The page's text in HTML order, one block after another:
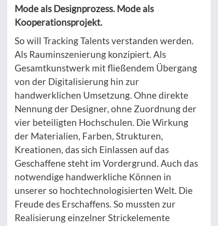
Mode als Designprozess. Mode als
Kooperationsprojekt.
So will Tracking Talents verstanden werden.
Als Rauminszenierung konzipiert. Als
Gesamtkunstwerk mit fließendem Übergang
von der Digitalisierung hin zur
handwerklichen Umsetzung. Ohne direkte
Nennung der Designer, ohne Zuordnung der
vier beteiligten Hochschulen. Die Wirkung
der Materialien, Farben, Strukturen,
Kreationen, das sich Einlassen auf das
Geschaffene steht im Vordergrund. Auch das
notwendige handwerkliche Können in
unserer so hochtechnologisierten Welt. Die
Freude des Erschaffens. So mussten zur
Realisierung einzelner Strickelemente